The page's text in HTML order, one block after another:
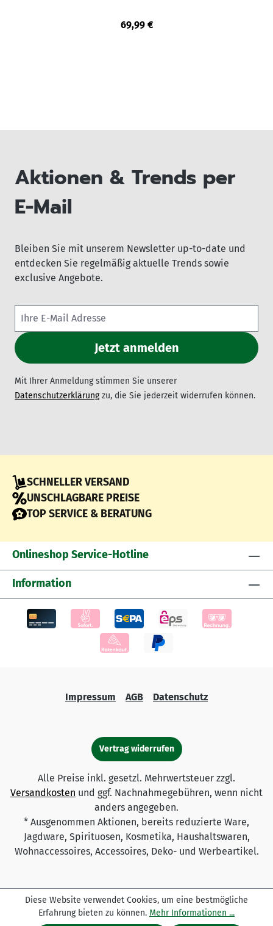
69,99 €
Aktionen & Trends per
E-Mail
Bleiben Sie mit unserem Newsletter up-to-date und
entdecken Sie regelmäßig aktuelle Trends sowie
exclusive Angebote.
Mit Ihrer Anmeldung stimmen Sie unserer
Datenschutzerklärungzu, die Sie jederzeit widerrufen können.
SCHNELLER VERSAND
UNSCHLAGBARE PREISE
TOP SERVICE & BERATUNG
Onlineshop Service-Hotline
Information
Impressum AGB Datenschutz
Vertrag widerrufen
Alle Preise inkl. gesetzl. Mehrwertsteuer zzgl.
Versandkosten und ggf. Nachnahmegebühren, wenn nicht
anders angegeben.
* Ausgenommen Aktionen, bereits reduzierte Ware,
Jagdware, Spirituosen, Kosmetika, Haushaltswaren,
Wohnaccessoires, Accessoires, Deko- und Werbeartikel.
Diese Website verwendet Cookies, um eine bestmögliche
Erfahrung bieten zu können. Mehr Informationen ...